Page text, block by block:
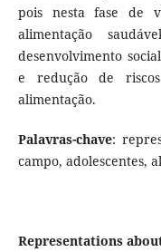
pois nesta fase de
alimentação
desenvolvimento
e redução de
alimentação.
Palavras-chave:
campo, adolescentes,
Representations